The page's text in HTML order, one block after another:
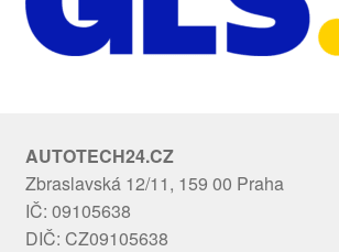
AUTOTECH24.CZ
Zbraslavská 12/11, 159 00 Praha
IČ: 09105638
DIČ: CZ09105638